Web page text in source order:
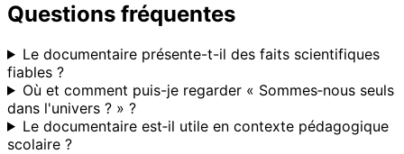
Questions fréquentes
Le documentaire présente-t-il des faits scientifiques
fiables ?
Où et comment puis-je regarder « Sommes‑nous seuls
dans l'univers ? » ?
Le documentaire est‑il utile en contexte pédagogique
scolaire ?